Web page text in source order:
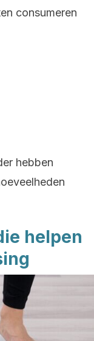
consumeren
hebben
helpen